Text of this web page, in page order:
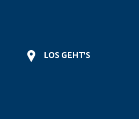
LOS GEHT'S